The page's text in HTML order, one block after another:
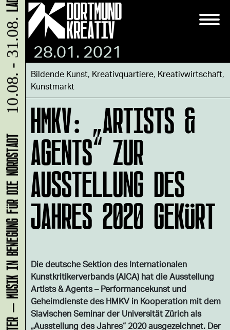
28.01. 2021
Bildende Kunst, Kreativquartiere, Kreativwirtschaft,
Kunstmarkt
HMKV: „ARTISTS &
AGENTS“ ZUR
AUSSTELLUNG DES
JAHRES 2020 GEKÜRT
Die deutsche Sektion des Internationalen
Kunstkritikerverbands (AICA) hat die Ausstellung
Artists & Agents – Performancekunst und
Geheimdienste des HMKV in Kooperation mit dem
Slavischen Seminar der Universität Zürich als
„Ausstellung des Jahres“ 2020 ausgezeichnet. Der
KLANG-ENTFALTER – MUSIK IN BEWEGUNG FÜR DIE NORDSTADT
10.08. - 31.08.